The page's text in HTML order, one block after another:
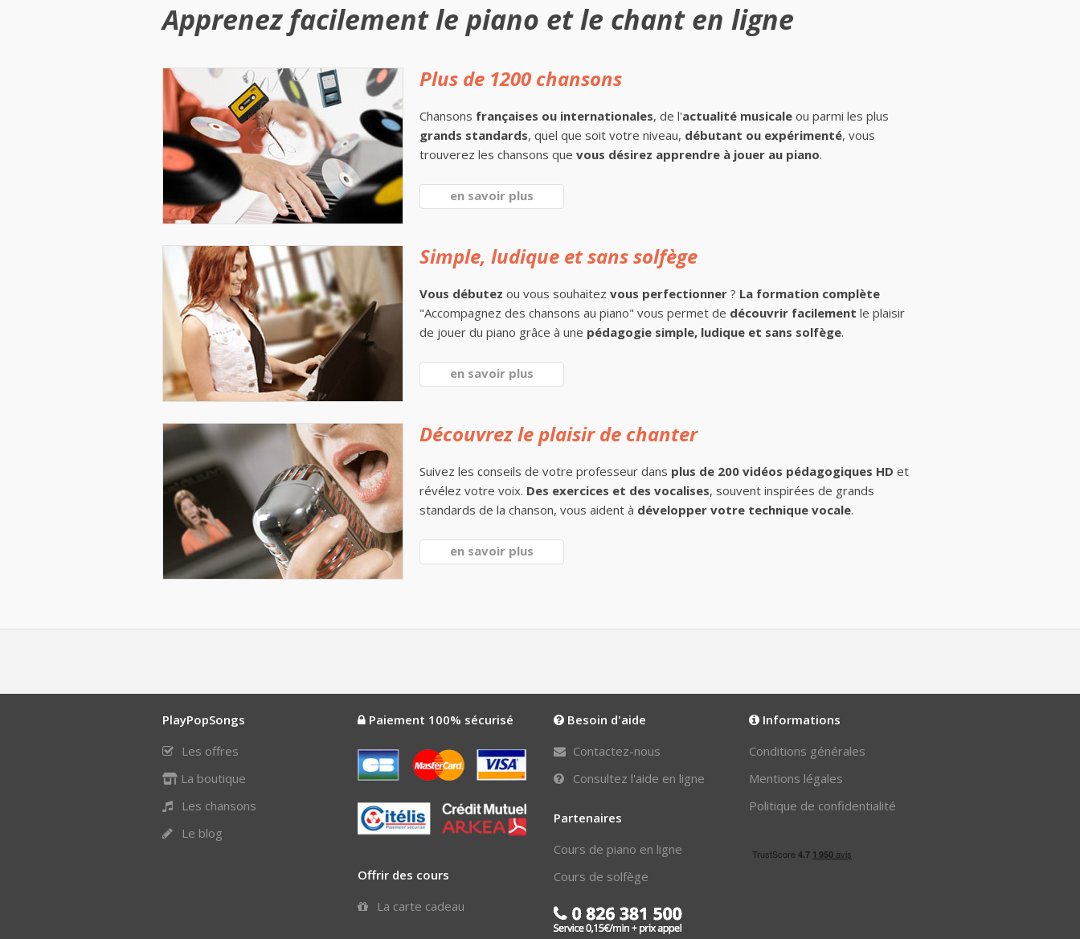
Apprenez facilement le piano et le chant en ligne
Plus de 1200 chansons
Chansons françaises ou internationales, de l'actualité musicale ou parmi les plus
grands standards, quel que soit votre niveau, débutant ou expérimenté, vous
trouverez les chansons que vous désirez apprendre à jouer au piano.
en savoir plus
Simple, ludique et sans solfège
Vous débutez ou vous souhaitez vous perfectionner ? La formation complète
"Accompagnez des chansons au piano" vous permet de découvrir facilement le plaisir
de jouer du piano grâce à une pédagogie simple, ludique et sans solfège.
en savoir plus
Découvrez le plaisir de chanter
Suivez les conseils de votre professeur dans plus de 200 vidéos pédagogiques HD et
révélez votre voix. Des exercices et des vocalises, souvent inspirées de grands
standards de la chanson, vous aident à développer votre technique vocale.
en savoir plus
PlayPopSongs
Les offres
La boutique
Les chansons
Le blog
Paiement 100% sécurisé
Offrir des cours
La carte cadeau
Besoin d'aide
Contactez-nous
Consultez l'aide en ligne
Partenaires
Cours de piano en ligne
Cours de solfège
Informations
Conditions générales
Mentions légales
Politique de confidentialité